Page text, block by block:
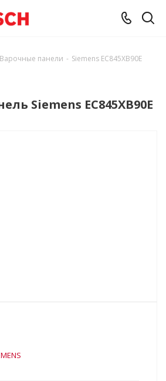
Варочные панели - Siemens EC845XB90E
Siemens EC845XB90E